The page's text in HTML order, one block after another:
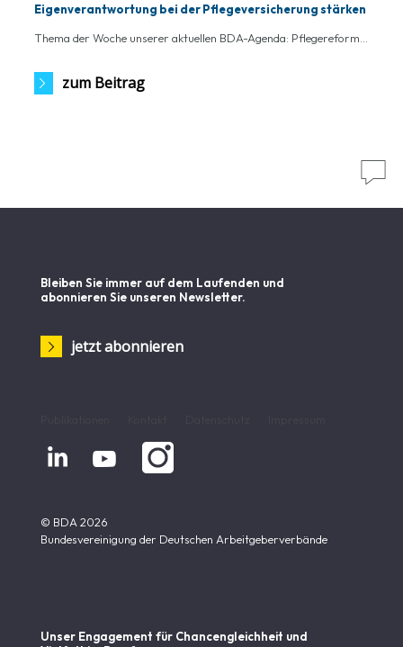
Eigenverantwortung bei der Pflegeversicherung stärken
Thema der Woche unserer aktuellen BDA-Agenda: Pflegereform...
zum Beitrag

Bleiben Sie immer auf dem Laufenden und
abonnieren Sie unseren Newsletter.
jetzt abonnieren
 
© BDA 2026
Bundesvereinigung der Deutschen Arbeitgeberverbände
Unser Engagement für Chancen­gleichheit und